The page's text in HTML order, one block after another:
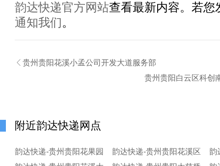
韵达快递官方网站查看最新内容。若您
通知我们。
 贵州贵阳花溪小孟公司开发大道服务部
贵州贵阳白云区科创
附近韵达快递网点
韵达快递-贵州贵阳花果园 韵达快递-贵州贵阳花溪区
韵